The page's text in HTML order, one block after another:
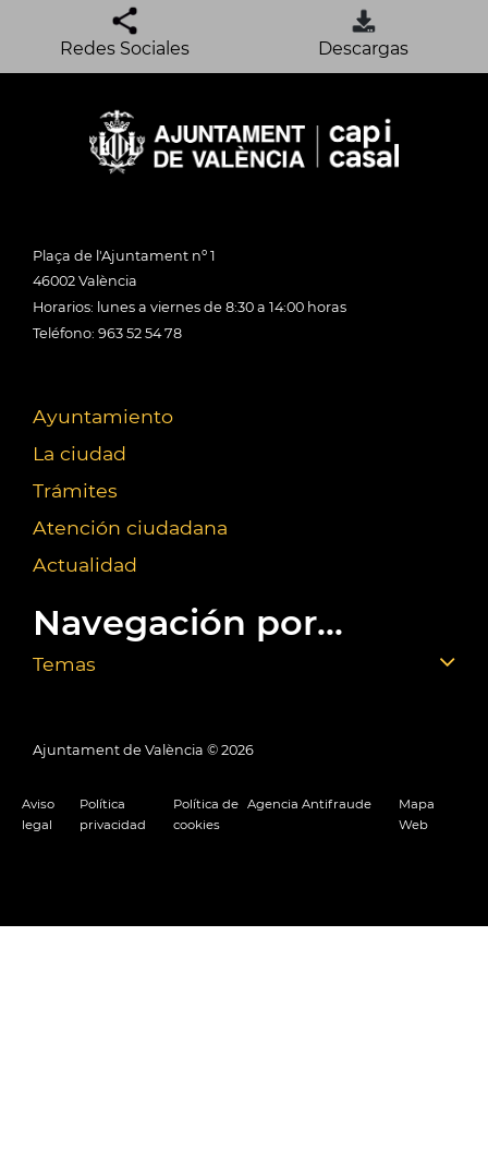
Redes Sociales Descargas
Plaça de l'Ajuntament nº 1
46002 València
Horarios: lunes a viernes de 8:30 a 14:00 horas
Teléfono: 963 52 54 78
Ayuntamiento
La ciudad
Trámites
Atención ciudadana
Actualidad
Navegación por...
Temas
Ajuntament de València © 2026
Aviso
legal
Política
privacidad
Política de
cookies
Agencia Antifraude
Mapa
Web